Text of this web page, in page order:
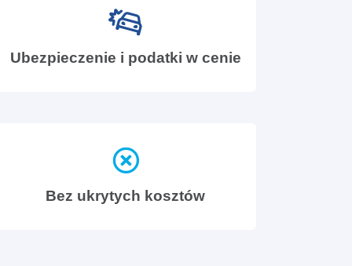
Ubezpieczenie i podatki w cenie
Bez ukrytych kosztów